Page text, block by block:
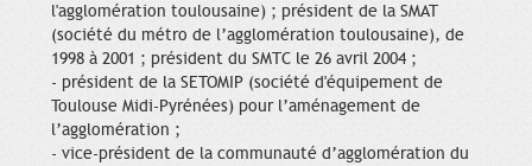
l'agglomération toulousaine) ; président de la SMAT
(société du métro de l’agglomération toulousaine), de
1998 à 2001 ; président du SMTC le 26 avril 2004 ;
- président de la SETOMIP (société d'équipement de
Toulouse Midi-Pyrénées) pour l’aménagement de
l’agglomération ;
- vice-président de la communauté d’agglomération du